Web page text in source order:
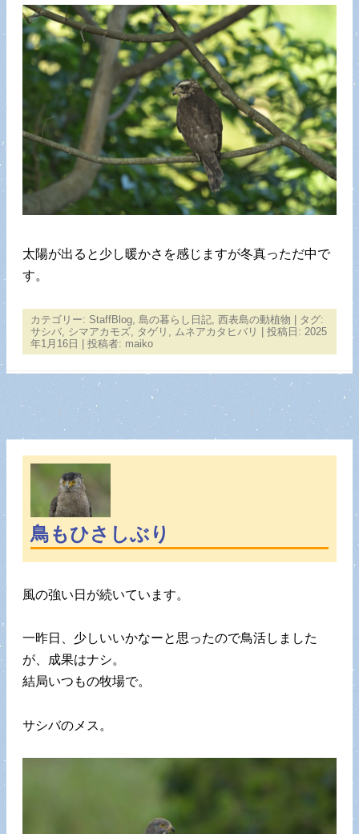
太陽が出ると少し暖かさを感じますが冬真っただ中で
す。
カテゴリー: StaffBlog 島の暮らし日記 西表島の動植物 | タグ:
サシバ シマアカモズ タゲリ ムネアカタヒバリ | 投稿日: 2025
年1月16日 | 投稿者: maiko
鳥もひさしぶり
風の強い日が続いています。
一昨日、少しいいかなーと思ったので鳥活しました
が、成果はナシ。
結局いつもの牧場で。
サシバのメス。